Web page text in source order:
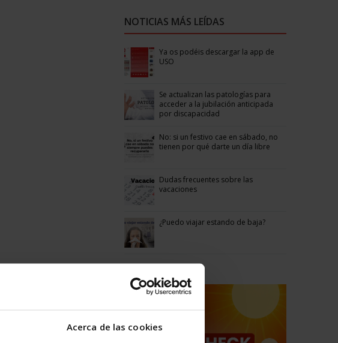
Acerca de las cookies
NOTICIAS MÁS LEÍDAS
Ya os podéis descargar la app de
USO
Se actualizan las patologías para
acceder a la jubilación anticipada
por discapacidad
No: si un festivo cae en sábado, no
tienen por qué darte un día libre
Dudas frecuentes sobre las
vacaciones
¿Puedo viajar estando de baja?